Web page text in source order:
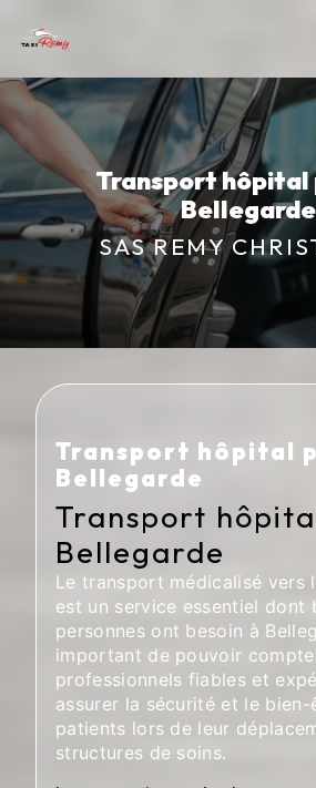
Transport hôpital
Bellegarde
SAS REMY
Transport hôpital
Bellegarde
Transport
Bellegarde
Le transport médicalisé vers
est un service essentiel dont
personnes ont besoin à
important de pouvoir
professionnels fiables et
assurer la sécurité et le bien-
patients lors de leur
structures de soins.